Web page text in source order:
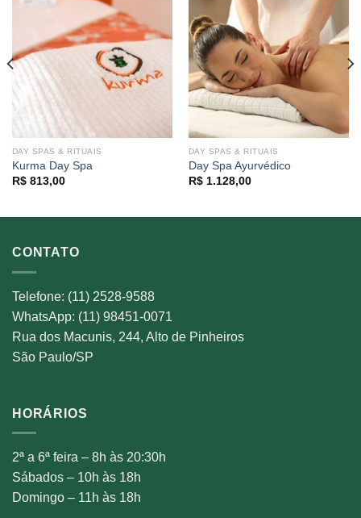
DAY SPAS & RITUAIS
Kurma Day Spa
R$813,00
DAY SPAS & RITUAIS
Day Spa Ayurvédico
R$1.128,00
CONTATO
Telefone: (11) 2528-9588
WhatsApp: (11) 98451-0071
Rua dos Macunis, 244, Alto de Pinheiros
São Paulo/SP
HORÁRIOS
2ª a 6ª feira – 8h às 20:30h
Sábados – 10h às 18h
Domingo – 11h às 18h